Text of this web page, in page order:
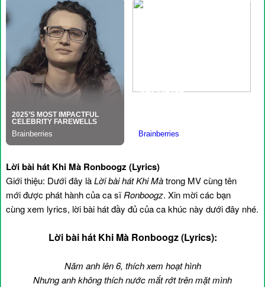
Lời bài hát Khi Mà Ronboogz (Lyrics)
Giới thiệu: Dưới đây làLời bài hát Khi Màtrong MV cùng tên
mới được phát hành của ca sĩRonboogz. Xin mời các bạn
cùng xem lyrics, lời bài hát đầy đủ của ca khúc này dưới đây nhé.
Lời bài hát Khi Mà Ronboogz (Lyrics):
Năm anh lên 6, thích xem hoạt hình
Nhưng anh không thích nước mắt rớt trên mặt mình